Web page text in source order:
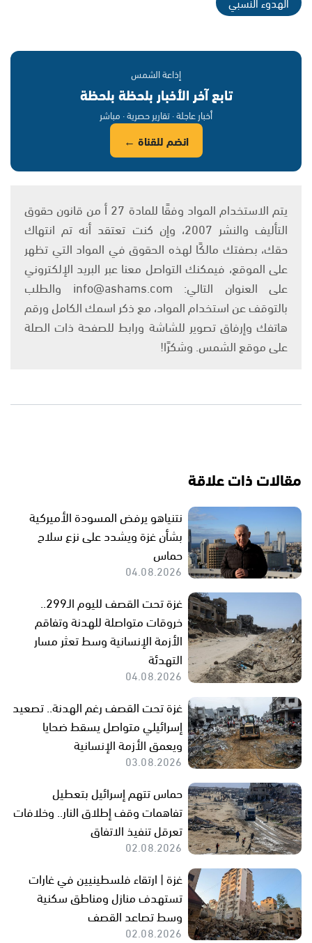
إذاعة الشمس
تابع آخر الأخبار بلحظة بلحظة
أخبار عاجلة · تقارير حصرية · مباشر
انضم للقناة ←
يتم الاستخدام المواد وفقًا للمادة 27 أ من قانون حقوق
التأليف والنشر 2007، وإن كنت تعتقد أنه تم انتهاك
حقك، بصفتك مالكًا لهذه الحقوق في المواد التي تظهر
على الموقع، فيمكنك التواصل معنا عبر البريد الإلكتروني
على العنوان التالي: info@ashams.com والطلب
بالتوقف عن استخدام المواد، مع ذكر اسمك الكامل ورقم
هاتفك وإرفاق تصوير للشاشة ورابط للصفحة ذات الصلة
على موقع الشمس. وشكرًا!
مقالات ذات علاقة
نتنياهو يرفض المسودة الأميركية
بشأن غزة ويشدد على نزع سلاح
حماس
04.08.2026
غزة تحت القصف لليوم الـ299..
خروقات متواصلة للهدنة وتفاقم
الأزمة الإنسانية وسط تعثر مسار
التهدئة
04.08.2026
غزة تحت القصف رغم الهدنة.. تصعيد
إسرائيلي متواصل يسقط ضحايا
ويعمق الأزمة الإنسانية
03.08.2026
حماس تتهم إسرائيل بتعطيل
تفاهمات وقف إطلاق النار.. وخلافات
تعرقل تنفيذ الاتفاق
02.08.2026
غزة | ارتقاء فلسطينيين في غارات
تستهدف منازل ومناطق سكنية
وسط تصاعد القصف
02.08.2026